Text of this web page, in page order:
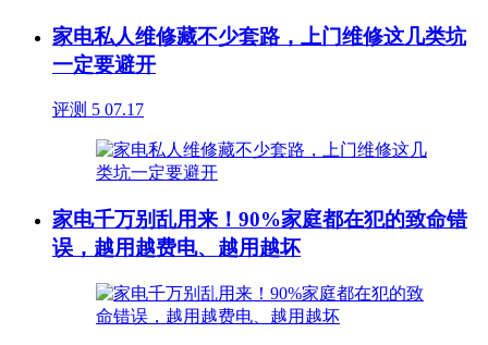
家电私人维修藏不少套路，上门维修这几类坑
一定要避开
评测 5 07.17
家电千万别乱用来！90%家庭都在犯的致命错
误，越用越费电、越用越坏